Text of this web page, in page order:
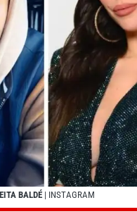
BALDÉ | INSTAGRAM